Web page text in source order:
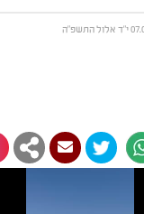
התשפ"ה